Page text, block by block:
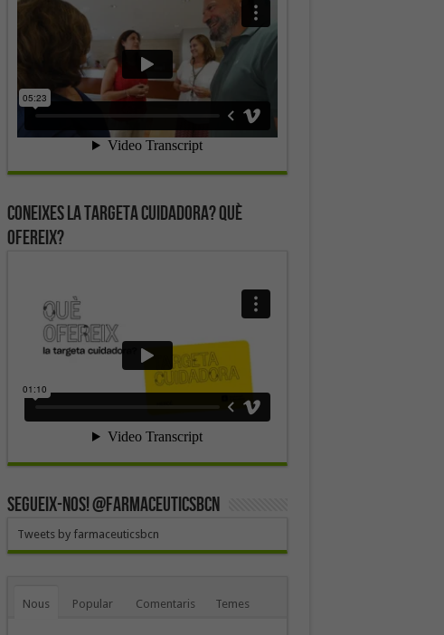
Coneixes la targeta cuidadora? Què
ofereix?
SEGUEIX-NOS! @farmaceuticsbcn
Tweets by farmaceuticsbcn
Nous Popular Comentaris Temes